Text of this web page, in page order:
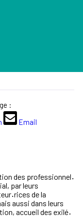
des professionnel·
par leurs
·rices de la
aussi dans leurs
accueil des exilé·
:
Email